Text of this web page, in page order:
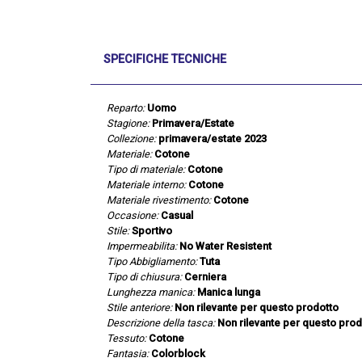
SPECIFICHE TECNICHE
Reparto: Uomo
Stagione: Primavera/Estate
Collezione: primavera/estate 2023
Materiale: Cotone
Tipo di materiale: Cotone
Materiale interno: Cotone
Materiale rivestimento: Cotone
Occasione: Casual
Stile: Sportivo
Impermeabilita: No Water Resistent
Tipo Abbigliamento: Tuta
Tipo di chiusura: Cerniera
Lunghezza manica: Manica lunga
Stile anteriore: Non rilevante per questo prodotto
Descrizione della tasca: Non rilevante per questo
Tessuto: Cotone
Fantasia: Colorblock